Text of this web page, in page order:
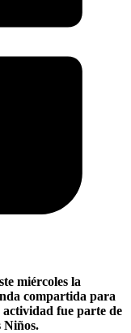
miércoles la
compartida para
actividad fue parte de
Niños.